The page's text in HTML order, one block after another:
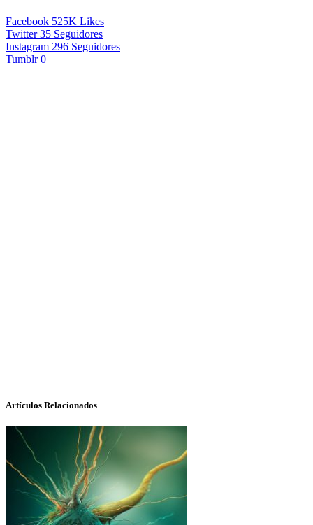
Facebook 525K Likes
Twitter 35 Seguidores
Instagram 296 Seguidores
Tumblr 0
Artículos Relacionados